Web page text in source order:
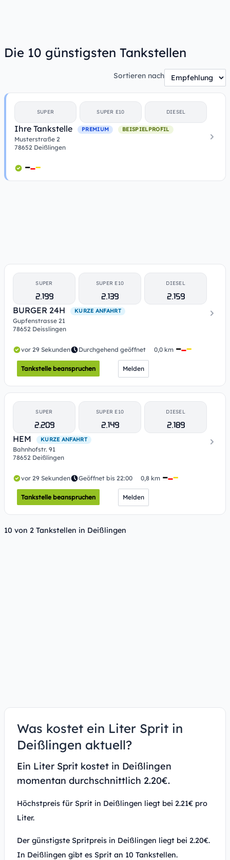
Die 10 günstigsten Tankstellen
Sortieren nach
SUPER SUPER E10 DIESEL
Ihre Tankstelle PREMIUM BEISPIELPROFIL
Musterstraße 2
78652 Deißlingen
SUPER
2.199
SUPER E10
2.139
DIESEL
2.159
BURGER 24H
KURZE ANFAHRT
Gupfenstrasse 21
78652 Deisslingen
vor 29 Sekunden Durchgehend geöffnet 0,0 km
Tankstelle beanspruchen Melden
SUPER
2.209
SUPER E10
2.149
DIESEL
2.189
HEM
KURZE ANFAHRT
Bahnhofstr. 91
78652 Deißlingen
vor 29 Sekunden Geöffnet bis 22:00 0,8 km
Tankstelle beanspruchen Melden
10 von 2 Tankstellen in Deißlingen
Was kostet ein Liter Sprit in
Deißlingen aktuell?
Ein Liter Sprit kostet in Deißlingen
momentan durchschnittlich 2.20€.
Höchstpreis für Sprit in Deißlingen liegt bei 2.21€ pro
Liter.
Der günstigste Spritpreis in Deißlingen liegt bei 2.20€.
In Deißlingen gibt es Sprit an 10 Tankstellen.